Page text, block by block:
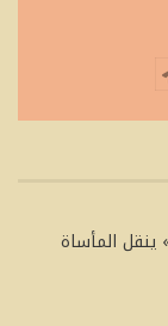
ينقل المأساة